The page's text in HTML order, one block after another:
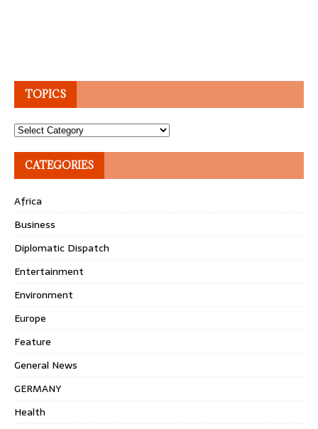
TOPICS
Topics
CATEGORIES
Africa
Business
Diplomatic Dispatch
Entertainment
Environment
Europe
Feature
General News
GERMANY
Health